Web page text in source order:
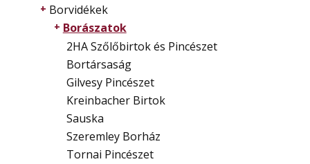
Borvidékek
Borászatok
2HA Szőlőbirtok és Pincészet
Bortársaság
Gilvesy Pincészet
Kreinbacher Birtok
Sauska
Szeremley Borház
Tornai Pincészet